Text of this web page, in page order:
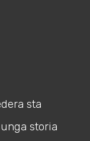
sta
storia